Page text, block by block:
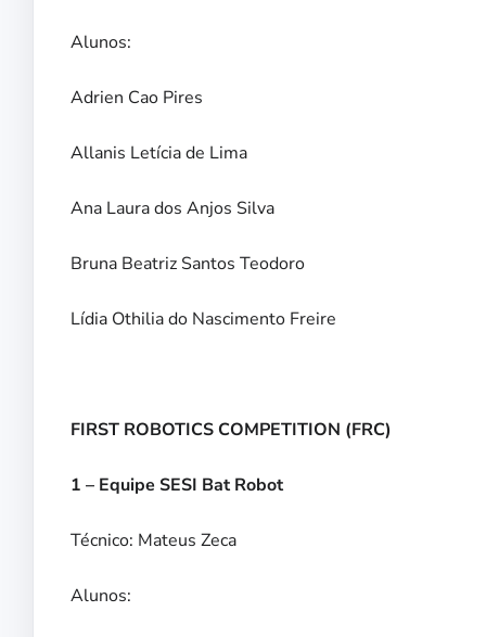
Alunos:
Adrien Cao Pires
Allanis Letícia de Lima
Ana Laura dos Anjos Silva
Bruna Beatriz Santos Teodoro
Lídia Othilia do Nascimento Freire
FIRST ROBOTICS COMPETITION (FRC)
1 – Equipe SESI Bat Robot
Técnico: Mateus Zeca
Alunos: